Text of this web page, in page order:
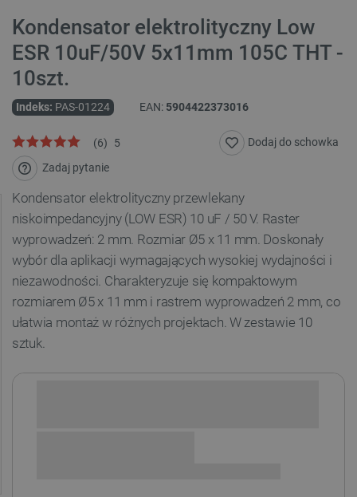
Kondensator elektrolityczny Low
ESR 10uF/50V 5x11mm 105C THT -
10szt.
Indeks: PAS-01224 EAN: 5904422373016
5
(6)
Zadaj pytanie
Dodaj do schowka
Kondensator elektrolityczny przewlekany
niskoimpedancyjny (LOW ESR) 10 uF / 50 V. Raster
wyprowadzeń: 2 mm. Rozmiar Ø5 x 11 mm. Doskonały
wybór dla aplikacji wymagających wysokiej wydajności i
niezawodności. Charakteryzuje się kompaktowym
rozmiarem Ø5 x 11 mm i rastrem wyprowadzeń 2 mm, co
ułatwia montaż w różnych projektach. W zestawie 10
sztuk.